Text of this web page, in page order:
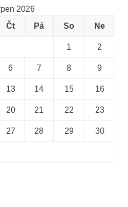
2026
Čt Pá So Ne
1 2
6 7 8 9
13 14 15 16
20 21 22 23
27 28 29 30